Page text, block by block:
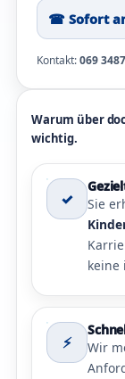
☎︎ Sofort
Kontakt:069
Warum über
wichtig.
✓
Sie
keine
⚡
Wir